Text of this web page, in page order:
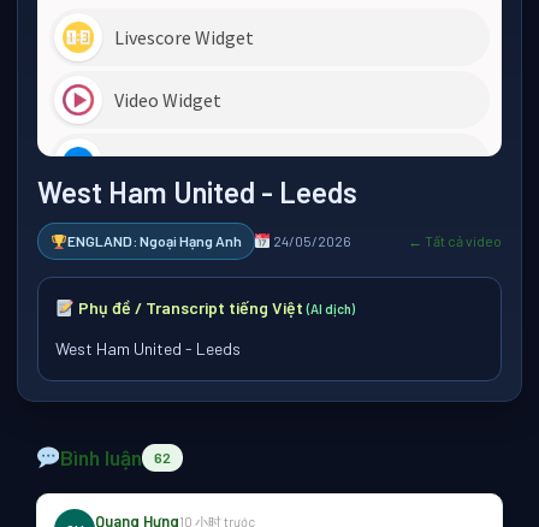
West Ham United - Leeds
ENGLAND: Ngoại Hạng Anh 24/05/2026 ← Tất cả video
Phụ đề / Transcript tiếng Việt(AI dịch)
West Ham United - Leeds
Bình luận 62
Quang Hưng10 小时 trước